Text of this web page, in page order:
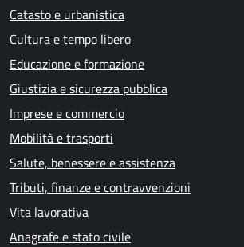
Catasto e urbanistica
Cultura e tempo libero
Educazione e formazione
Giustizia e sicurezza pubblica
Imprese e commercio
Mobilità e trasporti
Salute, benessere e assistenza
Tributi, finanze e contravvenzioni
Vita lavorativa
Anagrafe e stato civile